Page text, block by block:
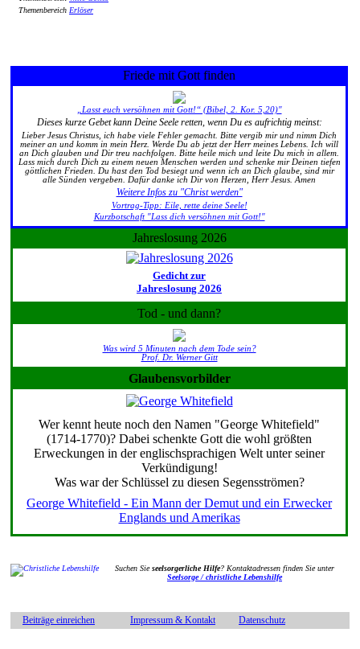
Themenbereich Erlöser
Friede mit Gott finden
„Lasst euch versöhnen mit Gott!“ (Bibel, 2. Kor. 5,20)"
Dieses kurze Gebet kann Deine Seele retten, wenn Du es aufrichtig meinst:
Lieber Jesus Christus, ich habe viele Fehler gemacht. Bitte vergib mir und nimm Dich
meiner an und komm in mein Herz. Werde Du ab jetzt der Herr meines Lebens. Ich will
an Dich glauben und Dir treu nachfolgen. Bitte heile mich und leite Du mich in allem.
Lass mich durch Dich zu einem neuen Menschen werden und schenke mir Deinen tiefen
göttlichen Frieden. Du hast den Tod besiegt und wenn ich an Dich glaube, sind mir
alle Sünden vergeben. Dafür danke ich Dir von Herzen, Herr Jesus. Amen
Weitere Infos zu "Christ werden"
Vortrag-Tipp: Eile, rette deine Seele!
Kurzbotschaft "Lass dich versöhnen mit Gott!"
Jahreslosung 2026
Gedicht zur
Jahreslosung 2026
Tod - und dann?
Was wird 5 Minuten nach dem Tode sein?
Prof. Dr. Werner Gitt
Glaubensvorbilder
Wer kennt heute noch den Namen "George Whitefield"
(1714-1770)? Dabei schenkte Gott die wohl größten
Erweckungen in der englischsprachigen Welt unter seiner
Verkündigung!
Was war der Schlüssel zu diesen Segensströmen?
George Whitefield - Ein Mann der Demut und ein Erwecker
Englands und Amerikas
Suchen Sieseelsorgerliche Hilfe? Kontaktadressen finden Sie unter
Seelsorge / christliche Lebenshilfe
Beiträge einreichen Impressum & Kontakt Datenschutz